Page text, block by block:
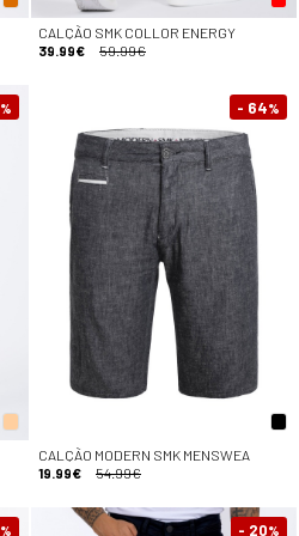
CALÇÃO SMK COLLOR ENERGY
39.99€
59.99€
% - 64%
CALÇÃO MODERN SMK MENSWEA
19.99€
54.99€
% - 20%